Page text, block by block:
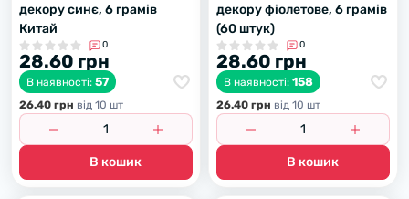
декору синє, 6 грамів
Китай
0
28.60 грн
В наявності: 57
26.40 грн вiд 10 шт
В кошик
декору фіолетове, 6 грамів
(60 штук)
0
28.60 грн
В наявності: 158
26.40 грн вiд 10 шт
В кошик